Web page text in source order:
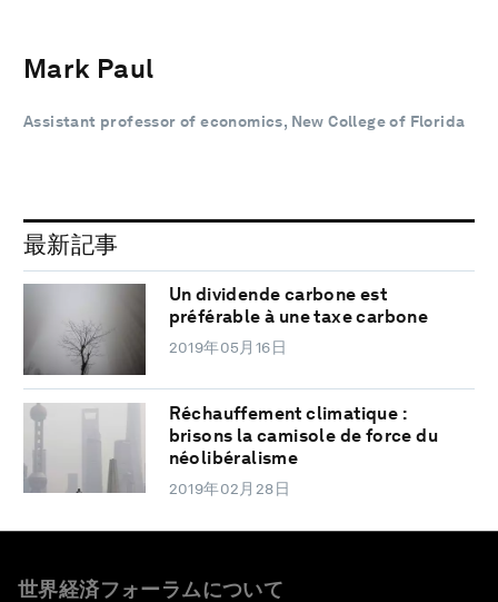
Mark Paul
Assistant professor of economics, New College of Florida
最新記事
Un dividende carbone est
préférable à une taxe carbone
2019年05月16日
Réchauffement climatique :
brisons la camisole de force du
néolibéralisme
2019年02月28日
世界経済フォーラムについて